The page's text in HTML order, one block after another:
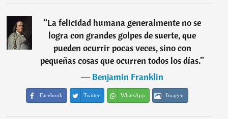
“La felicidad humana generalmente no se
logra con grandes golpes de suerte, que
pueden ocurrir pocas veces, sino con
pequeñas cosas que ocurren todos los días.”
―Benjamin Franklin
Facebook Twitter WhatsApp Imagen